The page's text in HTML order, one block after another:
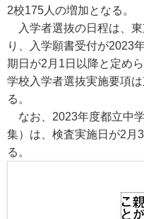
2校175人の増加となる。
入学者選抜の日程は、東
り、入学願書受付が2023
期日が2月1日以降と定め
学校入学者選抜実施要項
る。
なお、2023年度都立中
集）は、検査実施日が2月
る。